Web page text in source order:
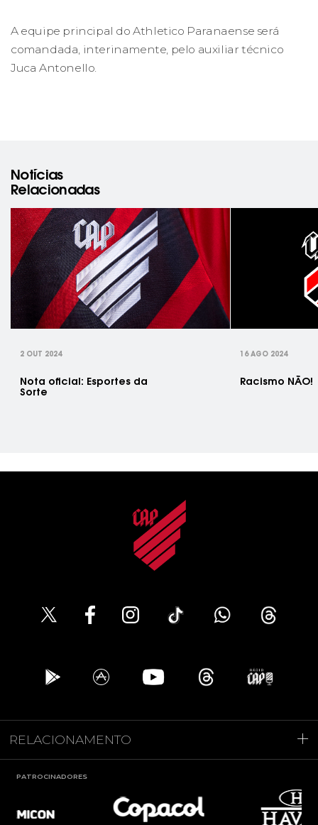
A equipe principal do Athletico Paranaense será
comandada, interinamente, pelo auxiliar técnico
Juca Antonello.
Notícias
Relacionadas
2 OUT 2024
Nota oficial: Esportes da
Sorte
16 AGO 2024
Racismo NÃO!
RELACIONAMENTO
PATROCINADORES